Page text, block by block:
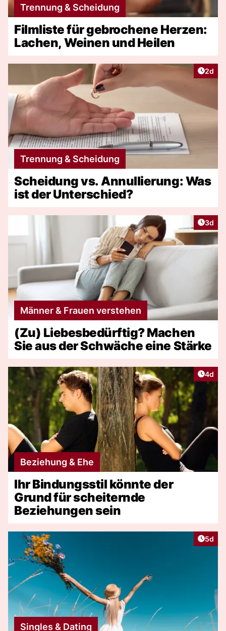
Trennung & Scheidung
Filmliste für gebrochene Herzen:
Lachen, Weinen und Heilen
2d
Trennung & Scheidung
Scheidung vs. Annullierung: Was
ist der Unterschied?
3d
Männer & Frauen verstehen
(Zu) Liebesbedürftig? Machen
Sie aus der Schwäche eine Stärke
4d
Beziehung & Ehe
Ihr Bindungsstil könnte der
Grund für scheiternde
Beziehungen sein
5d
Singles & Dating